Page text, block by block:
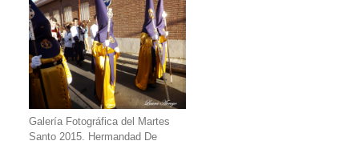
Galería Fotográfica del Martes
Santo 2015. Hermandad De